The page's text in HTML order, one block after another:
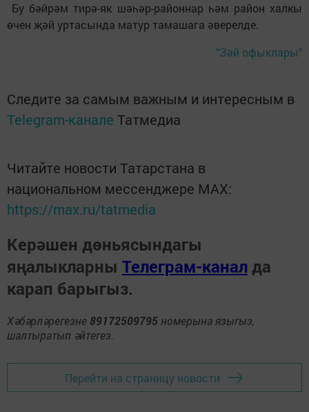
Бу бәйрәм тирә-як шәһәр-районнар һәм район халкы
өчен җәй уртасында матур тамашага әверелде.
"Зәй офыклары"
Следите за самым важным и интересным в
Telegram-канале Татмедиа
Читайте новости Татарстана в
национальном мессенджере MАХ:
https://max.ru/tatmedia
Керәшен дөньясындагы
яңалыкларны Телеграм-канал да
карап барыгыз.
Хәбәрләрегезне 89172509795 номерына языгыз,
шалтыратып әйтегез.
Перейти на страницу новости